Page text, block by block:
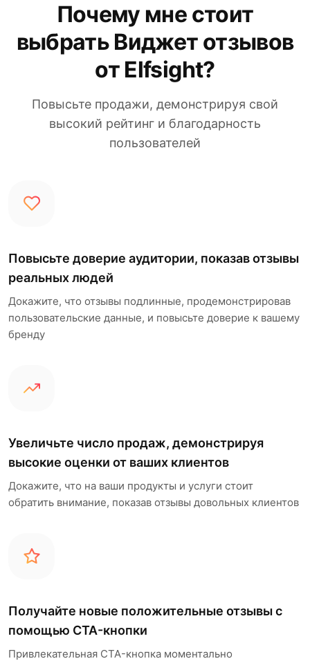
Почему мне стоит
выбрать Виджет отзывов
от Elfsight?
Повысьте продажи, демонстрируя свой
высокий рейтинг и благодарность
пользователей
Повысьте доверие аудитории, показав отзывы
реальных людей
Докажите, что отзывы подлинные, продемонстрировав
пользовательские данные, и повысьте доверие к вашему
бренду
Увеличьте число продаж, демонстрируя
высокие оценки от ваших клиентов
Докажите, что на ваши продукты и услуги стоит
обратить внимание, показав отзывы довольных клиентов
Получайте новые положительные отзывы с
помощью CTA-кнопки
Привлекательная CTA-кнопка моментально